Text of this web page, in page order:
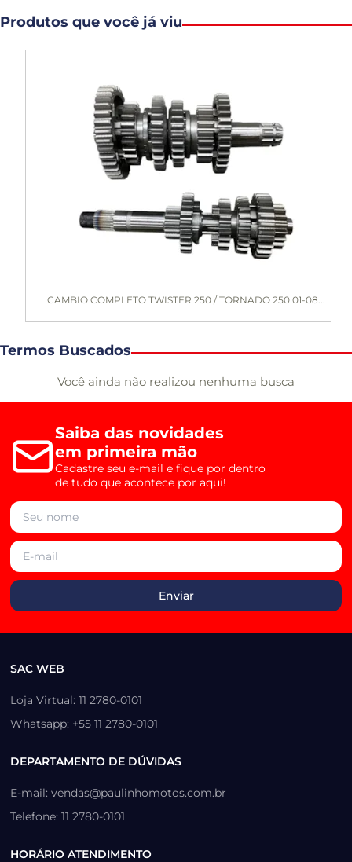
Produtos que você já viu
CAMBIO COMPLETO TWISTER 250 / TORNADO 250 01-08...
Termos Buscados
Você ainda não realizou nenhuma busca
Saiba das novidades
em primeira mão
Cadastre seu e-mail e fique por dentro
de tudo que acontece por aqui!
SAC WEB
Loja Virtual: 11 2780-0101
Whatsapp: +55 11 2780-0101
DEPARTAMENTO DE DÚVIDAS
E-mail: vendas@paulinhomotos.com.br
Telefone: 11 2780-0101
HORÁRIO ATENDIMENTO